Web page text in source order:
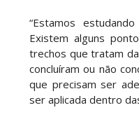
“Estamos
Existem alguns
trechos que tratam
concluíram ou não
que precisam ser
ser aplicada dentro